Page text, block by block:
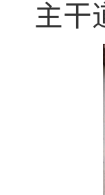
主干